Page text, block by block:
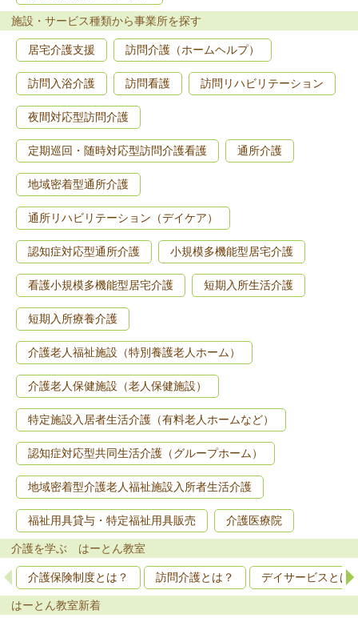
施設・サービス種類から事業所を探す
居宅介護支援 訪問介護（ホームヘルプ）
訪問入浴介護 訪問看護 訪問リハビリテーション
夜間対応型訪問介護
定期巡回・随時対応型訪問介護看護 通所介護
地域密着型通所介護
通所リハビリテーション（デイケア）
認知症対応型通所介護 小規模多機能型居宅介護
看護小規模多機能型居宅介護 短期入所生活介護
短期入所療養介護
介護老人福祉施設（特別養護老人ホーム）
介護老人保健施設（老人保健施設）
特定施設入居者生活介護（有料老人ホームなど）
認知症対応型共同生活介護（グループホーム）
地域密着型介護老人福祉施設入所者生活介護
福祉用具貸与・特定福祉用具販売 介護医療院
介護を学ぶ はーとん教室
介護保険制度とは？ 訪問介護とは？ デイサービスとは
はーとん教室新着